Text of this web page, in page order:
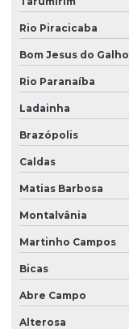
Rio Piracicaba
Bom Jesus do Galho
Rio Paranaíba
Ladainha
Brazópolis
Caldas
Matias Barbosa
Montalvânia
Martinho Campos
Bicas
Abre Campo
Alterosa